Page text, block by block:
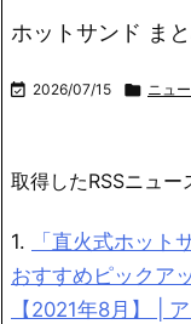
ホットサンド ま
 2026/07/15  ニュ
取得したRSSニュー
1.
「直火式ホット
おすすめピックア
【2021年8月】 |